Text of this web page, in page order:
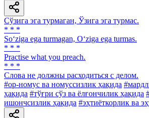
Сўзига эга турмаган, Ўзига эга турмас.
* * *
So‘ziga ega turmagan, O‘ziga ega turmas.
* * *
Practise what you preach.
* * *
Слова не должны расходиться с делом.
#ор-номус ва номуссизлик ҳақида
ҳақида #тўғри сўз ва ёлғончилик ҳақида
ишончсизлик ҳақида #эҳтиёткорлик ва